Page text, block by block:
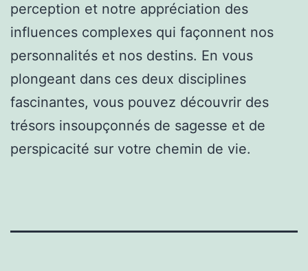
perception et notre appréciation des
influences complexes qui façonnent nos
personnalités et nos destins. En vous
plongeant dans ces deux disciplines
fascinantes, vous pouvez découvrir des
trésors insoupçonnés de sagesse et de
perspicacité sur votre chemin de vie.